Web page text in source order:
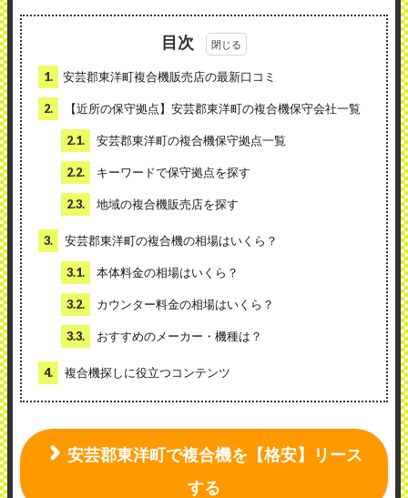
目次
1. 安芸郡東洋町複合機販売店の最新口コミ
2. 【近所の保守拠点】安芸郡東洋町の複合機保守会社一覧
2.1. 安芸郡東洋町の複合機保守拠点一覧
2.2. キーワードで保守拠点を探す
2.3. 地域の複合機販売店を探す
3. 安芸郡東洋町の複合機の相場はいくら？
3.1. 本体料金の相場はいくら？
3.2. カウンター料金の相場はいくら？
3.3. おすすめのメーカー・機種は？
4. 複合機探しに役立つコンテンツ
安芸郡東洋町で複合機を【格安】リース
する